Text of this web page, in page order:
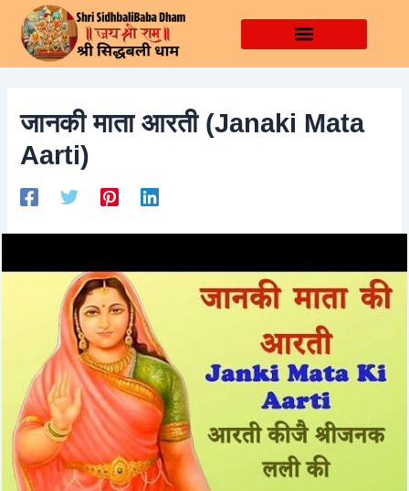
content
जानकी माता आरती (Janaki Mata
Aarti)
Post
navigation